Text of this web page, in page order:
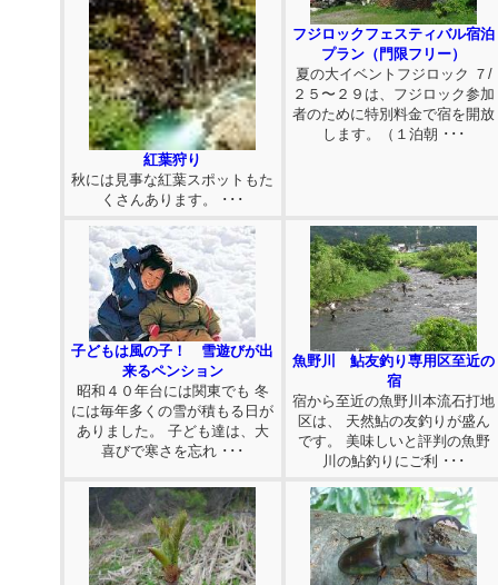
紅葉狩り
秋には見事な紅葉スポットもた
くさんあります。 ･･･
フジロックフェスティバル宿泊
プラン（門限フリー）
夏の大イベントフジロック ７/
２５〜２９は、フジロック参加
者のために特別料金で宿を開放
します。（１泊朝 ･･･
子どもは風の子！ 雪遊びが出
来るペンション
昭和４０年台には関東でも 冬
には毎年多くの雪が積もる日が
ありました。 子ども達は、大
喜びで寒さを忘れ ･･･
魚野川 鮎友釣り専用区至近の
宿
宿から至近の魚野川本流石打地
区は、 天然鮎の友釣りが盛ん
です。 美味しいと評判の魚野
川の鮎釣りにご利 ･･･